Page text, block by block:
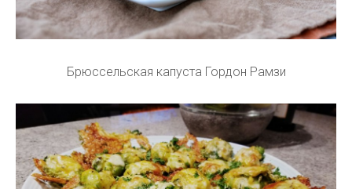
Брюссельская капуста Гордон Рамзи